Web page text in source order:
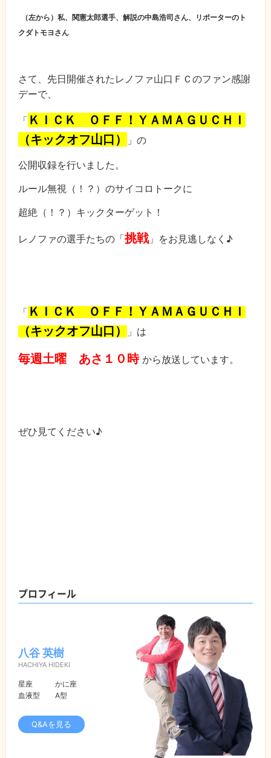
（左から）私、関憲太郎選手、解説の中島浩司さん、リポーターのト
クダトモヨさん
さて、先日開催されたレノファ山口ＦＣのファン感謝
デーで、
「 ＫＩＣＫ ＯＦＦ！ＹＡＭＡＧＵＣＨＩ
（キックオフ山口）
」の
公開収録を行いました。
ルール無視（！？）のサイコロトークに
超絶（！？）キックターゲット！
レノファの選手たちの「挑戦」をお見逃しなく♪
「 ＫＩＣＫ ＯＦＦ！ＹＡＭＡＧＵＣＨＩ
（キックオフ山口）
」は
毎週土曜 あさ１０時 から放送しています。
ぜひ見てください♪
プロフィール
八谷 英樹
HACHIYA HIDEKI
星座
かに座
血液型
A型
Q&Aを見る